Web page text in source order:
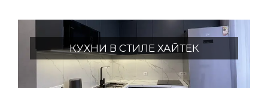
КУХНИ В СТИЛЕ ХАЙТЕК